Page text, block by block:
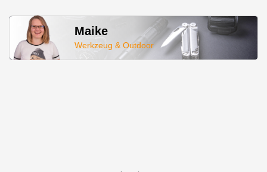
Maike
Werkzeug & Outdoor